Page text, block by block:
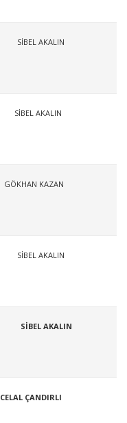
SİBEL AKALIN
SİBEL AKALIN
GÖKHAN KAZAN
SİBEL AKALIN
SİBEL AKALIN
CELAL ÇANDIRLI